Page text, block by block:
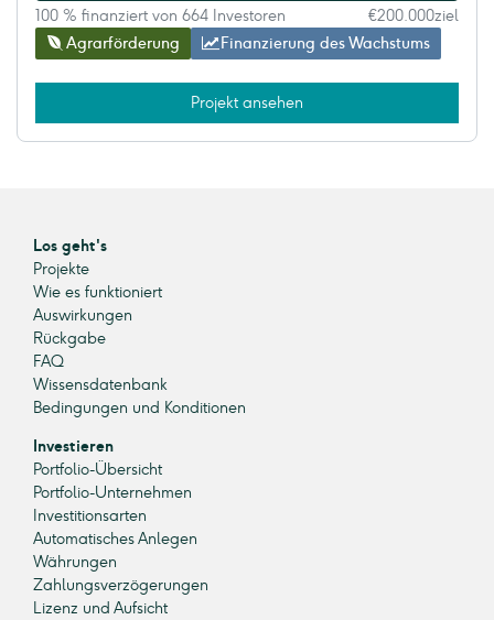
Agrarförderung Finanzierung des Wachstums
100 % finanziert von 664 Investoren €200.000ziel
Projekt ansehen
Los geht's
Projekte
Wie es funktioniert
Auswirkungen
Rückgabe
FAQ
Wissensdatenbank
Bedingungen und Konditionen
Investieren
Portfolio-Übersicht
Portfolio-Unternehmen
Investitionsarten
Automatisches Anlegen
Währungen
Zahlungsverzögerungen
Lizenz und Aufsicht